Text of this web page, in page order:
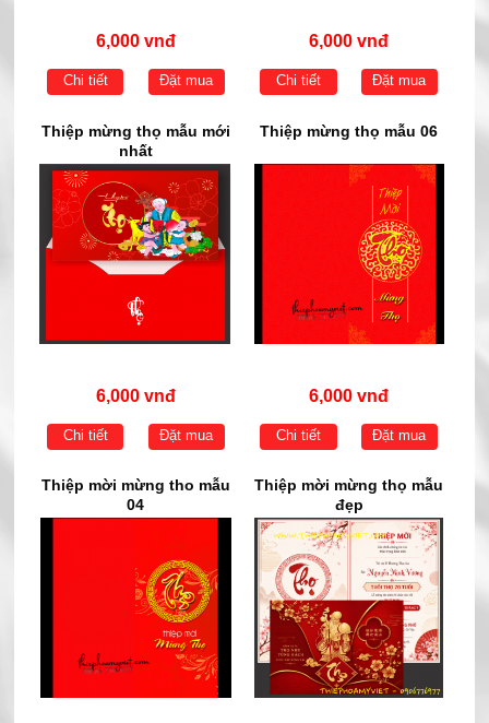
6,000 vnđ
Chi tiết Đặt mua
6,000 vnđ
Chi tiết Đặt mua
Thiệp mừng thọ mẫu mới
nhất
6,000 vnđ
Chi tiết Đặt mua
Thiệp mừng thọ mẫu 06
6,000 vnđ
Chi tiết Đặt mua
Thiệp mời mừng tho mẫu
04
Thiệp mời mừng thọ mẫu
đẹp